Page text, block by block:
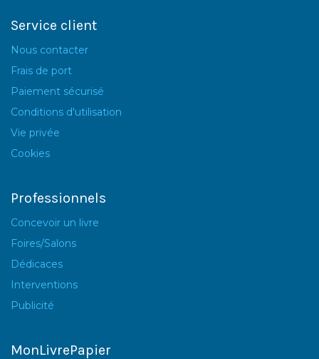
Service client
Nous contacter
Frais de port
Paiement sécurisé
Conditions d'utilisation
Vie privée
Cookies
Professionnels
Concevoir un livre
Foires/Salons
Dédicaces
Interventions
Publicité
MonLivrePapier